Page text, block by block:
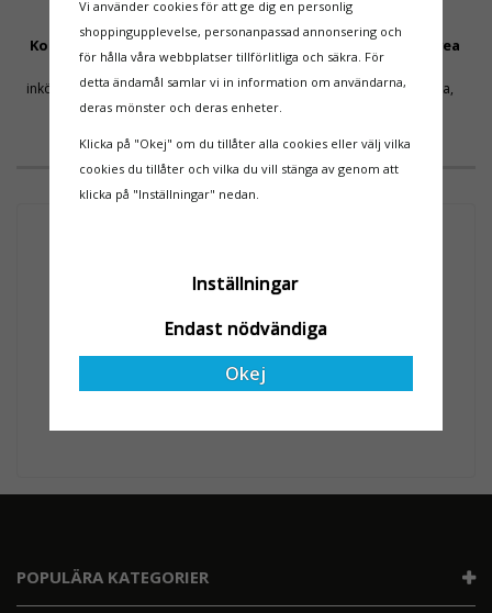
Konkurrenskraftiga Priser
Få mellanhänder & stora
inköpsvolymer håller priset nere
Säker Betalning Med Svea
kortbetalning, swish, faktura,
VAD VÅRA KUNDER SÄGER
POPULÄRA KATEGORIER
Vi använder cookies för att ge dig en personlig
shoppingupplevelse, personanpassad annonsering och
för hålla våra webbplatser tillförlitliga och säkra. För
detta ändamål samlar vi in information om användarna,
deras mönster och deras enheter.
Klicka på "Okej" om du tillåter alla cookies eller välj vilka
cookies du tillåter och vilka du vill stänga av genom att
klicka på "Inställningar" nedan.
Inställningar
Endast nödvändiga
Okej